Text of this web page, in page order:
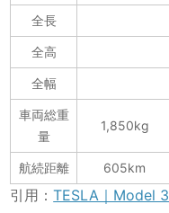
全長
全高
全幅
車両総重
量
1,850kg
航続距離 605km
引用：TESLA｜Model 3